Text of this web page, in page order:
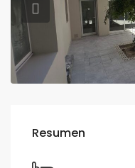
Resumen